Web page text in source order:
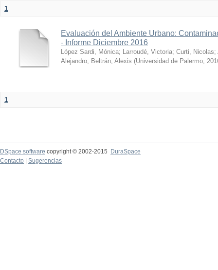
1
Evaluación del Ambiente Urbano:
- Informe Diciembre 2016
López Sardi, Mónica; Larroudé, Victoria; Curti, Nicolas;
Alejandro; Beltrán, Alexis (Universidad de Palermo,
1
DSpace software copyright © 2002-2015
DuraSpace
Contacto
Sugerencias